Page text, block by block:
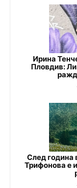
Ирина
Пловдив:
След година
Трифонова е